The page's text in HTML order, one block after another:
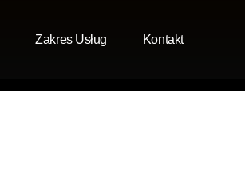
Zakres Usług Kontakt